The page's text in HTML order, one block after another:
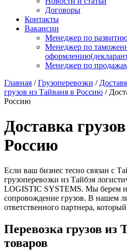
Договоры
Контакты
Вакансии
Менеджер по
Менеджер по
Менеджер по
Главная /Грузоперевозки /
грузов из Тайваня в Россию /
Россию
Доставка
Россию
Если ваш бизнес тесно связан с
грузоперевозки из Тайбэя
LOGISTIC SYSTEMS. Мы берем
сопровождение грузов. В нашем
ответственного партнера,
Перевозка грузов из
товаров